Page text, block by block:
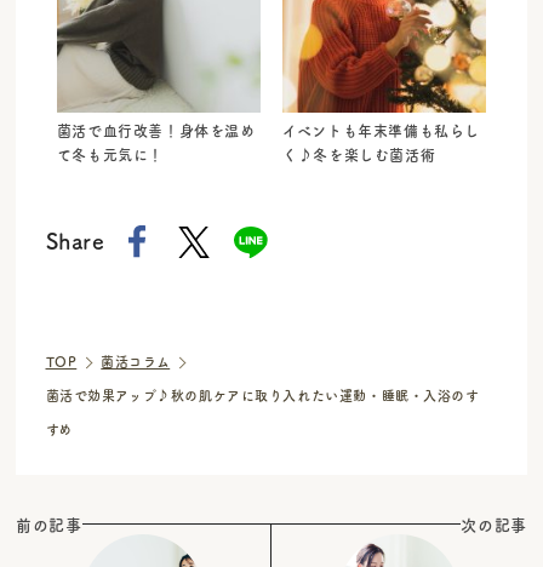
菌活で血行改善！身体を温め
て冬も元気に！
イベントも年末準備も私らし
く♪冬を楽しむ菌活術
Share
TOP
菌活コラム
菌活で効果アップ♪秋の肌ケアに取り入れたい運動・睡眠・入浴のす
すめ
前の記事 次の記事